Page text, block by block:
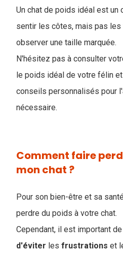
Un chat de poids idéal est un
sentir les côtes, mais pas
observer une taille marquée.
N'hésitez pas à consulter
le poids idéal de votre félin
conseils personnalisés pour
nécessaire.
Comment faire
mon chat ?
Pour son bien-être et sa
perdre du poids à votre chat.
Cependant, il est important
d'éviter les frustrations et